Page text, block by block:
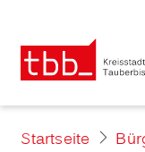
Startseite